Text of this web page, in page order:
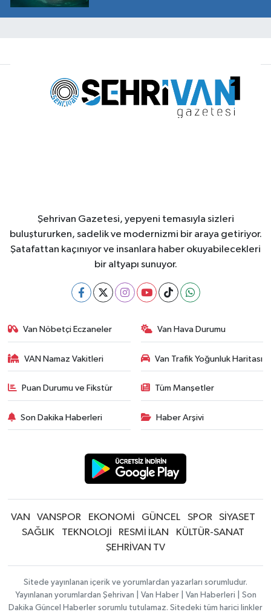
Şehrivan Gazetesi, yepyeni temasıyla sizleri
buluştururken, sadelik ve modernizmi bir araya getiriyor.
Şatafattan kaçınıyor ve insanlara haber okuyabilecekleri
bir altyapı sunuyor.
Van Nöbetçi Eczaneler Van Hava Durumu
VAN Namaz Vakitleri Van Trafik Yoğunluk Haritası
Puan Durumu ve Fikstür Tüm Manşetler
Son Dakika Haberleri Haber Arşivi
VAN VANSPOR EKONOMİ GÜNCEL SPOR
SİYASET
SAĞLIK
TEKNOLOJİ RESMİ İLAN
KÜLTÜR-SANAT
ŞEHRİVAN TV
Sitede yayınlanan içerik ve yorumlardan yazarları sorumludur.
Yayınlanan yorumlardan Şehrivan | Van Haber | Van Haberleri | Son
Dakika Güncel Haberler sorumlu tutulamaz. Sitedeki tüm harici linkler